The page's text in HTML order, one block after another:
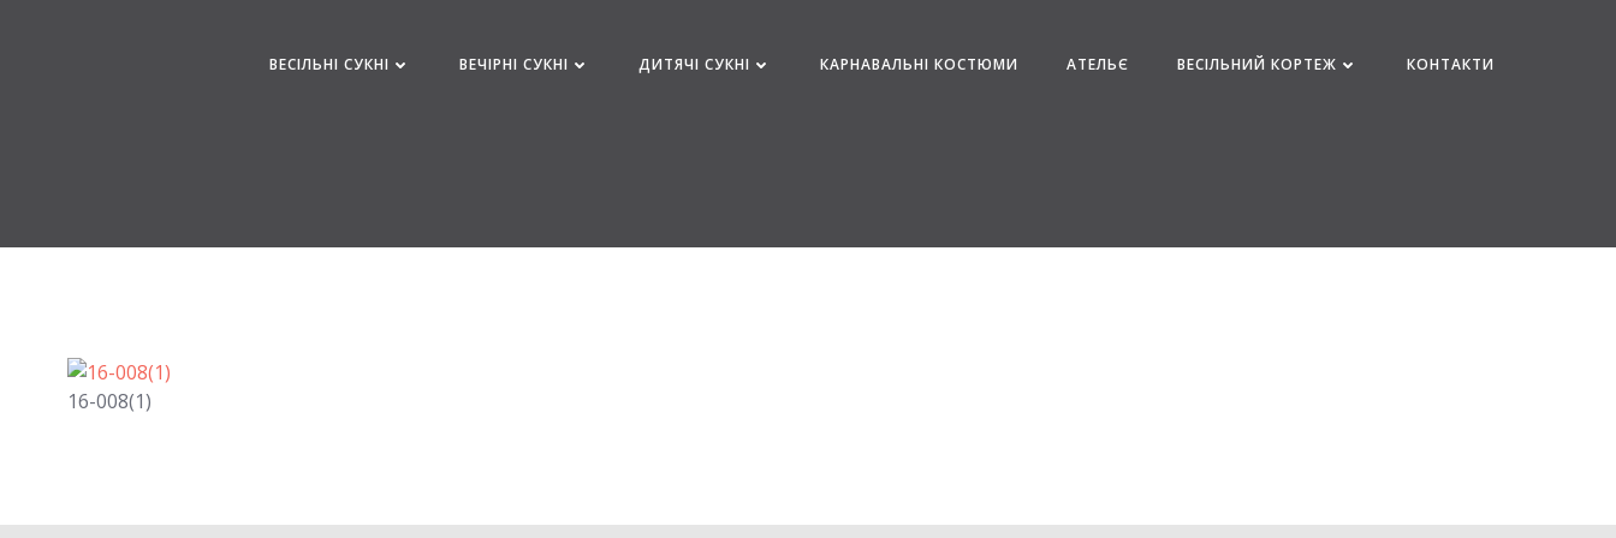
ВЕСІЛЬНІ СУКНІ ВЕЧІРНІ СУКНІ ДИТЯЧІ СУКНІ КАРНАВАЛЬНІ КОСТЮМИ АТЕЛЬЄ ВЕСІЛЬНИЙ КОРТЕЖ КОНТАКТИ
16-008(1)